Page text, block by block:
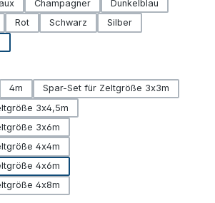
Champagner
Dunkelblau
Rot Schwarz
Silber
4m
Spar-Set für Zeltgröße 3x3m
3x4,5m
3x6m
4x4m
4x6m
4x8m